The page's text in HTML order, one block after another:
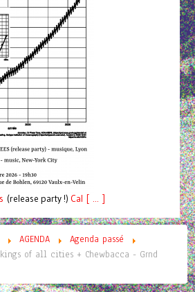
(release party !) Cal [ ... ]
AGENDA
Agenda passé
of all cities + Chewbacca - Grnd